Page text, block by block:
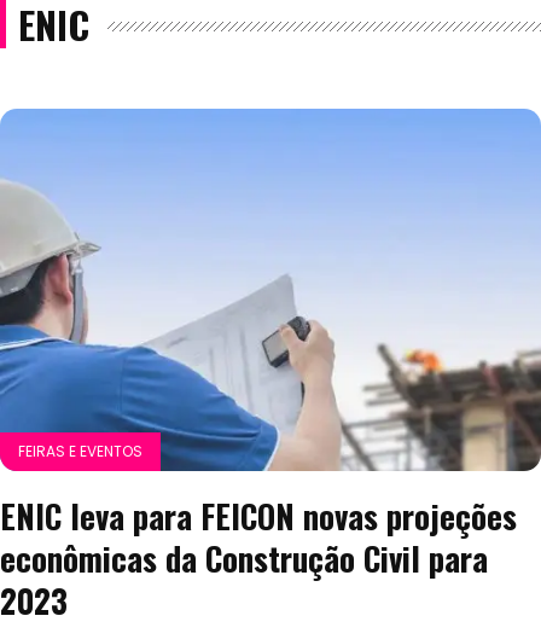
ENIC
FEIRAS E EVENTOS
ENIC leva para FEICON novas projeções
econômicas da Construção Civil para
2023